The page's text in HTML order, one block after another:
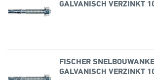
GALVANISCH VERZINKT
FISCHER
GALVANISCH VERZINKT